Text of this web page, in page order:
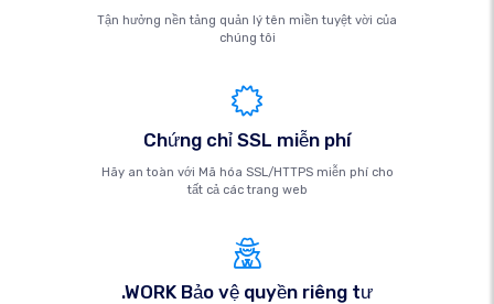
Tận hưởng nền tảng quản lý tên miền tuyệt vời của
chúng tôi
Chứng chỉ SSL miễn phí
Hãy an toàn với Mã hóa SSL/HTTPS miễn phí cho
tất cả các trang web
.WORK Bảo vệ quyền riêng tư